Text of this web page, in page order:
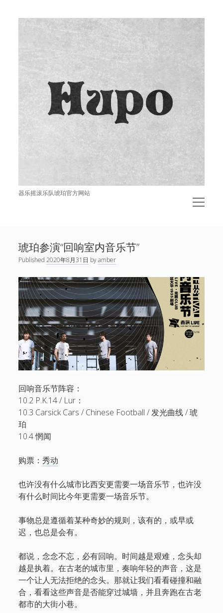
琥
器乐摇滚乐队琥珀官方网站
open
menu
演出
open
menu
音乐
open
关于
open
menu
链接
微博
小红书
网易云
Facebook
1724唱片
伍子杰
联系
牛磊，1724唱片
电话/微信 18513744683
邮件 info@1724records.com
添加请说明来意并提供姓名和所属机构名称。
Stream
音
频
播
00:00 00:00
1. 01 寒武
琥珀参演“回响室内音乐节”
Published2020年8月31日 byamber
回响音乐节阵容：
10.2 P.K.14 / Lur：
10.3 Carsick Cars / Chinese Football / 发光曲线 / 琥
珀
10.4 惘闻
购票：秀动
也许没有什么城市比西安更需要一场音乐节，也许没
有什么时间比今年更需要一场音乐节。
事物总是遵循着某种奇妙的规则，该有的，或早或
迟，也总是会有。
都说，念念不忘，必有回响。时间越是艰难，念头却
越是执着。在古老的城市里，奏响年轻的声音，这是
一个让人无法拒绝的念头。那就让我们看看碰撞和融
合，看看这些声音是否能穿过城墙，并且奔跑在古老
都市的大街小巷。